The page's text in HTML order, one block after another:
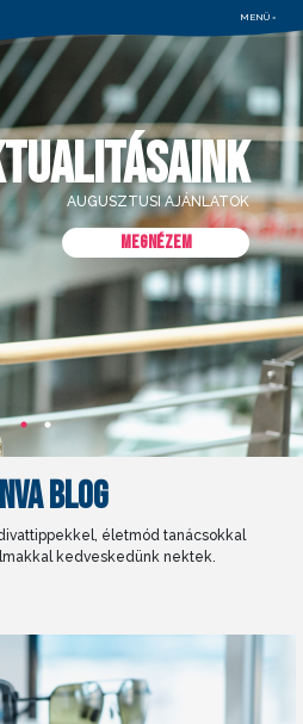
MENÜ =
AUGUSZTUSI AJÁNLATOK
MEGNÉZEM
BLOG
életmód tanácsokkal
kedveskedünk nektek.